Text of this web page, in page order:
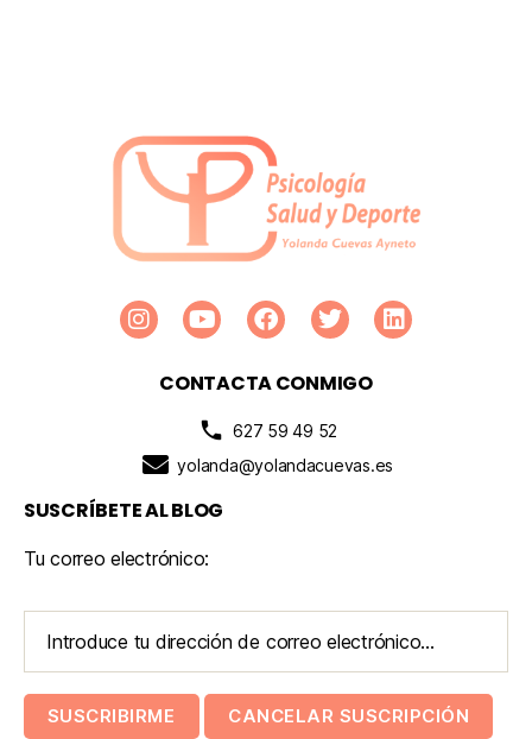
CONTACTA CONMIGO
627 59 49 52
yolanda@yolandacuevas.es
SUSCRÍBETE AL BLOG
Tu correo electrónico: